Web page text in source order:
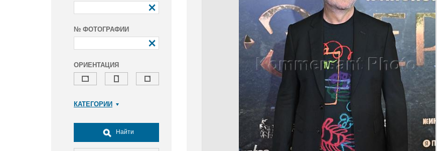
№ ФОТОГРАФИИ
ОРИЕНТАЦИЯ
КАТЕГОРИИ
Досуг, туризм и отдых
Культура
Найти